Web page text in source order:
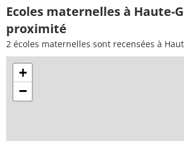
Ecoles maternelles à Haute-
proximité
2 écoles maternelles sont recensées à
+
−